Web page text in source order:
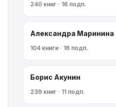
240 книг · 16 подп.
Александра Маринина
104 книги · 16 подп.
Борис Акунин
239 книг · 11 подп.